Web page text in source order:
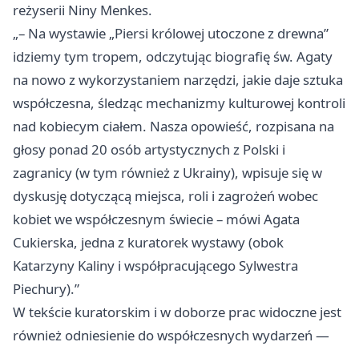
reżyserii Niny Menkes.
„– Na wystawie „Piersi królowej utoczone z drewna”
idziemy tym tropem, odczytując biografię św. Agaty
na nowo z wykorzystaniem narzędzi, jakie daje sztuka
współczesna, śledząc mechanizmy kulturowej kontroli
nad kobiecym ciałem. Nasza opowieść, rozpisana na
głosy ponad 20 osób artystycznych z Polski i
zagranicy (w tym również z Ukrainy), wpisuje się w
dyskusję dotyczącą miejsca, roli i zagrożeń wobec
kobiet we współczesnym świecie – mówi Agata
Cukierska, jedna z kuratorek wystawy (obok
Katarzyny Kaliny i współpracującego Sylwestra
Piechury).”
W tekście kuratorskim i w doborze prac widoczne jest
również odniesienie do współczesnych wydarzeń —